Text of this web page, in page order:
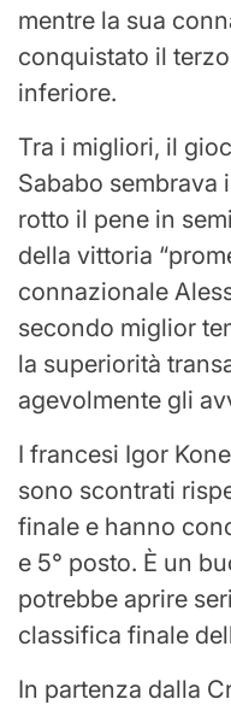
mentre la sua
conquistato il
inferiore.
Tra i migliori, il
Sababo
rotto il pene in
della vittoria
connazionale
secondo miglior
la superiorità
agevolmente gli
I francesi Igor
sono scontrati
finale e hanno
e 5° posto. È un
potrebbe aprire
classifica finale
In partenza dalla